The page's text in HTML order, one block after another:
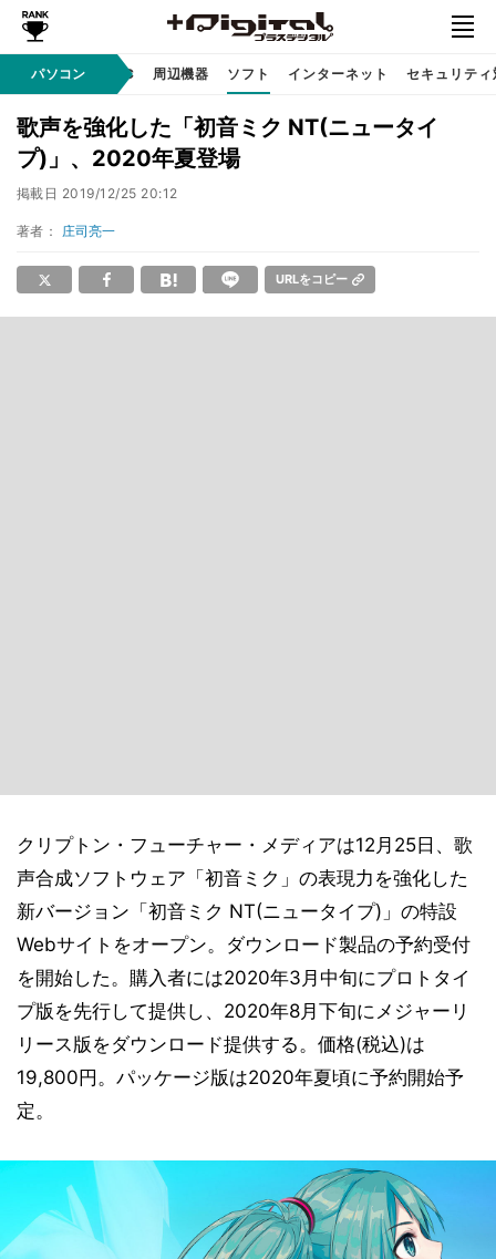
パソコン
クノロジ AI PC 周辺機器 ソフト インターネット セキュリティ
歌声を強化した「初音ミク NT(ニュータイ
プ)」、2020年夏登場
掲載日 2019/12/25 20:12
著者： 庄司亮一
URLをコピー
クリプトン・フューチャー・メディアは12月25日、歌
声合成ソフトウェア「初音ミク」の表現力を強化した
新バージョン「初音ミク NT(ニュータイプ)」の特設
Webサイトをオープン。ダウンロード製品の予約受付
を開始した。購入者には2020年3月中旬にプロトタイ
プ版を先行して提供し、2020年8月下旬にメジャーリ
リース版をダウンロード提供する。価格(税込)は
19,800円。パッケージ版は2020年夏頃に予約開始予
定。